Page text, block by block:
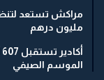
مليون درهم
الموسم الصيفي